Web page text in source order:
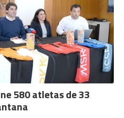
580 atletas de 33